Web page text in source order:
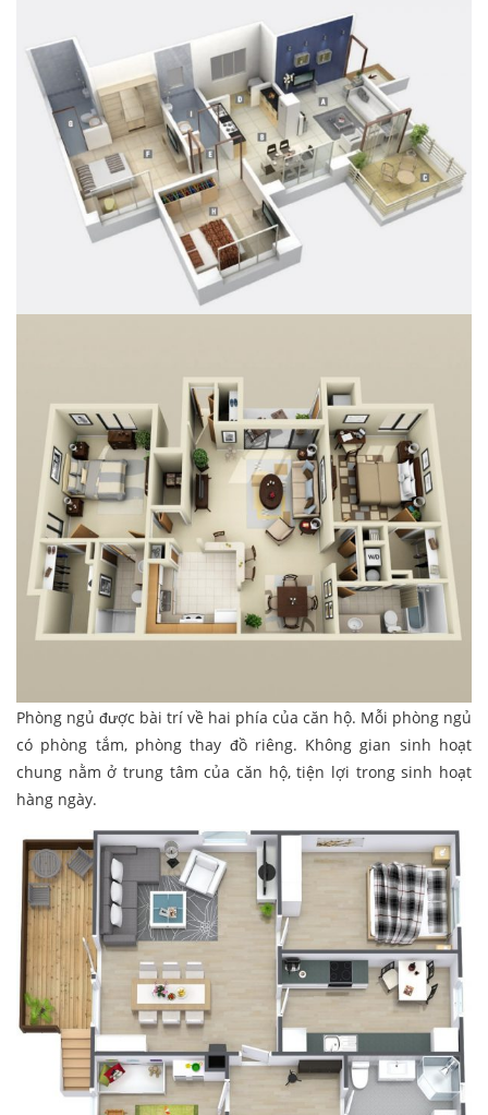
Phòng ngủ được bài trí về hai phía của căn hộ. Mỗi phòng ngủ
có phòng tắm, phòng thay đồ riêng. Không gian sinh hoạt
chung nằm ở trung tâm của căn hộ, tiện lợi trong sinh hoạt
hàng ngày.